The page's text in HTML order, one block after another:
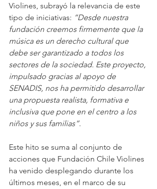
Violines, subrayó la relevancia de este
tipo de iniciativas: “Desde nuestra
fundación creemos firmemente que la
música es un derecho cultural que
debe ser garantizado a todos los
sectores de la sociedad. Este proyecto,
impulsado gracias al apoyo de
SENADIS, nos ha permitido desarrollar
una propuesta realista, formativa e
inclusiva que pone en el centro a los
niños y sus familias”.
Este hito se suma al conjunto de
acciones que Fundación Chile Violines
ha venido desplegando durante los
últimos meses, en el marco de su